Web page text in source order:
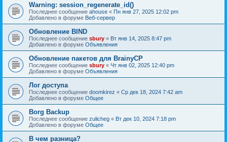
Warning: session_regenerate_id()
Последнее сообщение ahouse « Пн янв 27, 2025 12:02 pm
Добавлено в форуме Веб-сервер
Обновление BIND
Последнее сообщение sbury « Вт янв 14, 2025 8:47 pm
Добавлено в форуме Объявления
Oбновление пакетов для BrainyCP
Последнее сообщение sbury « Чт янв 02, 2025 12:40 pm
Добавлено в форуме Объявления
Лог доступа
Последнее сообщение doomkirez « Ср дек 18, 2024 7:42 am
Добавлено в форуме Общее
Borg Backup
Последнее сообщение zulicheg « Вт дек 10, 2024 7:18 pm
Добавлено в форуме Общее
В чем разница?